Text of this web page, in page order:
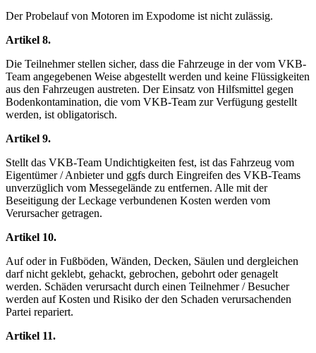
Der Probelauf von Motoren im Expodome ist nicht zulässig.
Artikel 8.
Die Teilnehmer stellen sicher, dass die Fahrzeuge in der vom VKB-
Team angegebenen Weise abgestellt werden und keine Flüssigkeiten
aus den Fahrzeugen austreten. Der Einsatz von Hilfsmittel gegen
Bodenkontamination, die vom VKB-Team zur Verfügung gestellt
werden, ist obligatorisch.
Artikel 9.
Stellt das VKB-Team Undichtigkeiten fest, ist das Fahrzeug vom
Eigentümer / Anbieter und ggfs durch Eingreifen des VKB-Teams
unverzüglich vom Messegelände zu entfernen. Alle mit der
Beseitigung der Leckage verbundenen Kosten werden vom
Verursacher getragen.
Artikel 10.
Auf oder in Fußböden, Wänden, Decken, Säulen und dergleichen
darf nicht geklebt, gehackt, gebrochen, gebohrt oder genagelt
werden. Schäden verursacht durch einen Teilnehmer / Besucher
werden auf Kosten und Risiko der den Schaden verursachenden
Partei repariert.
Artikel 11.